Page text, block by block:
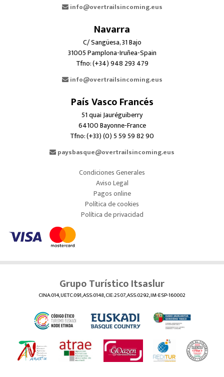
info@overtrailsincoming.eus
Navarra
C/ Sangüesa, 31 Bajo
31005 Pamplona-Iruñea-Spain
Tfno: (+34) 948 293 479
info@overtrailsincoming.eus
País Vasco Francés
51 quai Jauréguiberry
64100 Bayonne-France
Tfno: (+33) (0) 5 59 59 82 90
paysbasque@overtrailsincoming.eus
Condiciones Generales
Aviso Legal
Pagos online
Política de cookies
Política de privacidad
Grupo Turístico Itsaslur
CINA:014, UETC:091, ASS:0148, CIE:2507, ASS:0292, IM-ESP-160002